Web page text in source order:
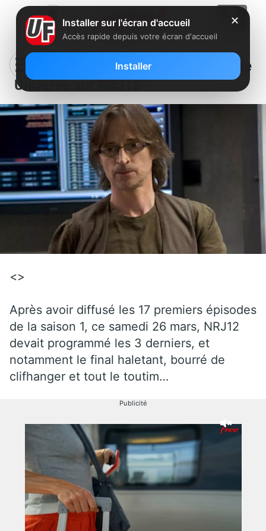
[Série] Pas de final pour Stargate
Universe sur NRJ12
<>
Après avoir diffusé les 17 premiers épisodes
de la saison 1, ce samedi 26 mars, NRJ12
devait programmé les 3 derniers, et
notamment le final haletant, bourré de
clifhanger et tout le toutim…
Publicité
✕
Installer sur l'écran d'accueil
Accès rapide depuis votre écran d'accueil
Installer